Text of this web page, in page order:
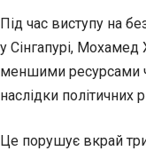
Під час виступу на
у Сінгапурі,
меншими ресурсами
наслідки політичних
Це порушує вкрай